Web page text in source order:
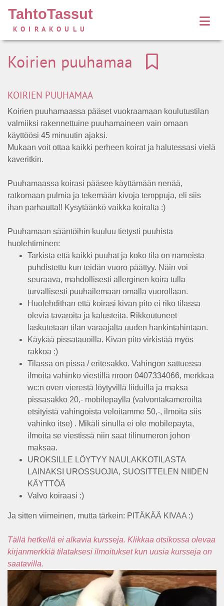
TahtoTassut
KOIRAKOULU
Koirien puuhamaa
KOIRIEN PUUHAMAA
Koirien puuhamaassa pääset vuokraamaan koulutustilan
valmiiksi rakennettuine puuhamaineen vain omaan
käyttöösi 45 minuutin ajaksi.
Mukaan voit ottaa kaikki perheen koirat ja halutessasi vielä
kaveritkin.
Puuhamaassa koirasi pääsee käyttämään nenää,
ratkomaan pulmia ja tekemään kivoja temppuja, eli siis
ihan parhautta!! Kysytäänkö vaikka koiralta :)
Puuhamaan sääntöihin kuuluu tietysti puuhista
huolehtiminen:
Tarkista että kaikki puuhat ja koko tila on nameista
puhdistettu kun teidän vuoro päättyy. Näin voi
seuraava, mahdollisesti allerginen koira tulla
turvallisesti puuhailemaan omalla vuorollaan.
Huolehdithan että koirasi kivan pito ei riko tilassa
olevia tavaroita ja kalusteita. Rikkoutuneet
laskutetaan tilan varaajalta uuden hankintahintaan.
Käykää pissatauoilla. Kivan pito virkistää myös
rakkoa :)
Tilassa on pissa / eritesakko. Vahingon sattuessa
ilmoita vahinko viestillä nroon 0407334066, merkkaa
wc:n oven vierestä löytyvillä liiduilla ja maksa
pissasakko 20,- mobilepaylla (valvontakameroilta
etsityistä vahingoista veloitamme 50,-, ilmoita siis
vahinko itse) . Mikäli sinulla ei ole mobilepayta,
ilmoita se viestissä niin saat tilinumeron johon
maksaa.
UROKSILLE LÖYTYY NAULAKKOTILASTA
LAINAKSI UROSSUOJIA, SUOSITTELEN NIIDEN
KÄYTTÖÄ
Valvo koiraasi :)
Ja sitten viimeinen, mutta tärkein: PITÄKÄÄ KIVAA :)
Tällä hetkellä ei alkavia kursseja. Klikkaa otsikossa olevaa
kirjanmerkkiä tilataksesi ilmoitukset kun uusia kursseja on
saatavilla.